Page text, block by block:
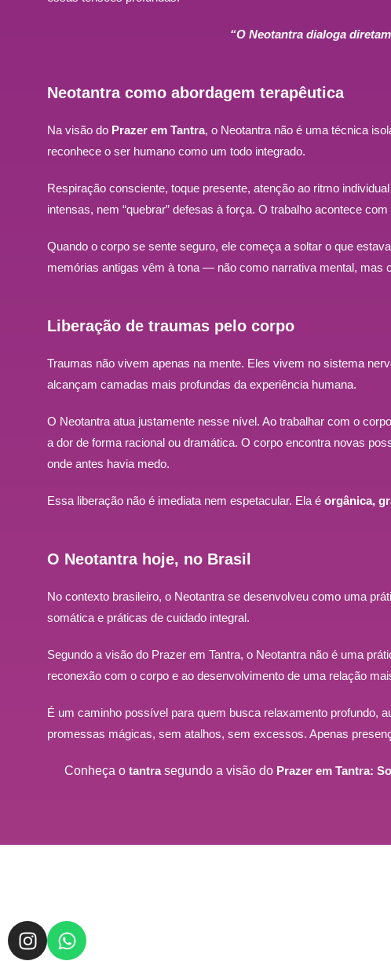
“O Neotantra dialoga
Neotantra como abordagem terapêutica
Na visão do Prazer em Tantra, o Neotantra não é uma técnica
reconhece o ser humano como um todo integrado.
Respiração consciente, toque presente, atenção ao ritmo
intensas, nem “quebrar” defesas à força. O trabalho acontece
Quando o corpo se sente seguro, ele começa a soltar o que
memórias antigas vêm à tona — não como narrativa mental, mas
Liberação de traumas pelo corpo
Traumas não vivem apenas na mente. Eles vivem no sistema
alcançam camadas mais profundas da experiência humana.
O Neotantra atua justamente nesse nível. Ao trabalhar com o
a dor de forma racional ou dramática. O corpo encontra novas
onde antes havia medo.
Essa liberação não é imediata nem espetacular. Ela é orgânica,
O Neotantra hoje, no Brasil
No contexto brasileiro, o Neotantra se desenvolveu como uma
somática e práticas de cuidado integral.
Segundo a visão do Prazer em Tantra, o Neotantra não é uma
reconexão com o corpo e ao desenvolvimento de uma relação
É um caminho possível para quem busca relaxamento profundo,
promessas mágicas, sem atalhos, sem excessos. Apenas
Conheça otantrasegundo a visão do Prazer em Tantra: